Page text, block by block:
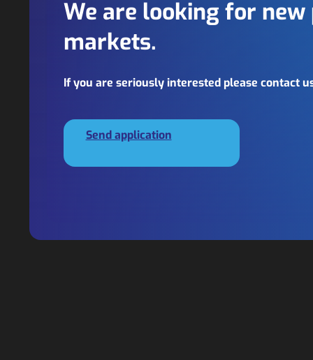
We are looking for
markets.
If you are seriously interested please contact
Send application